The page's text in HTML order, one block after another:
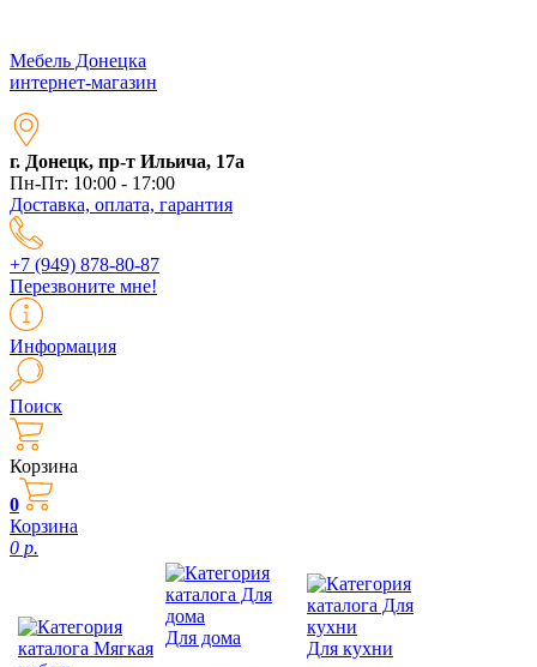
Мебель Донецка
интернет-магазин
г. Донецк, пр-т Ильича, 17а
Пн-Пт: 10:00 - 17:00
Доставка, оплата, гарантия
+7 (949) 878-80-87
Перезвоните мне!
Информация
Поиск
Корзина
0
Корзина
0 р.
Для дома
Для кухни